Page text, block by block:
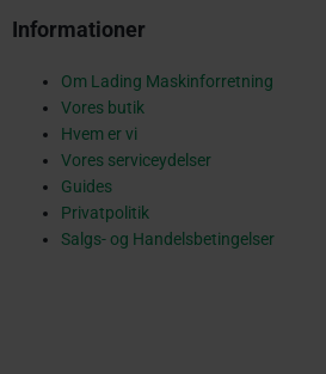
a
e
Informationer
Om Lading Maskinforretning
Vores butik
Hvem er vi
Vores serviceydelser
Guides
Privatpolitik
Salgs- og Handelsbetingelser